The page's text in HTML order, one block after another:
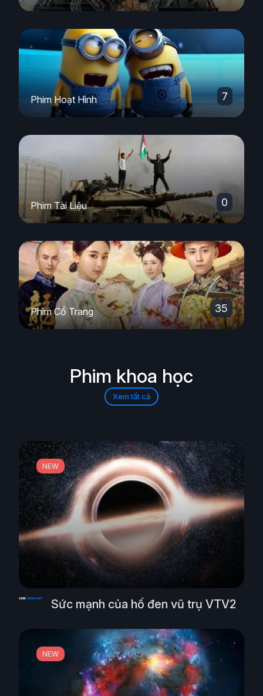
Phim Hoạt Hình 7
Phim Tài Liệu 0
Phim Cổ Trang 35
Phim khoa học
Xem tất cả
NEW
Sức mạnh của hố đen vũ trụ VTV2
NEW